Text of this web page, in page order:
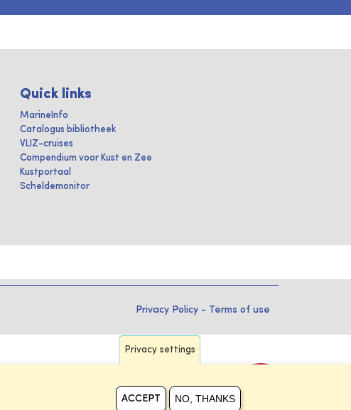
Quick links
MarineInfo
Catalogus bibliotheek
VLIZ-cruises
Compendium voor Kust en Zee
Kustportaal
Scheldemonitor
Privacy Policy - Terms of use
Privacy settings
ACCEPT NO, THANKS